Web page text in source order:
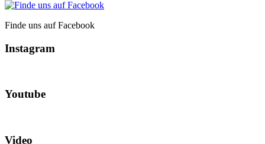
Finde uns auf Facebook
Instagram
Youtube
Video